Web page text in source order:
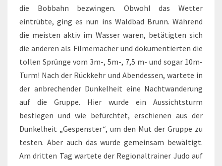
die Bobbahn bezwingen. Obwohl das Wetter
eintrübte, ging es nun ins Waldbad Brunn. Während
die meisten aktiv im Wasser waren, betätigten sich
die anderen als Filmemacher und dokumentierten die
tollen Sprünge vom 3m-, 5m-, 7,5 m- und sogar 10m-
Turm! Nach der Rückkehr und Abendessen, wartete in
der anbrechender Dunkelheit eine Nachtwanderung
auf die Gruppe. Hier wurde ein Aussichtsturm
bestiegen und wie befürchtet, erschienen aus der
Dunkelheit „Gespenster“, um den Mut der Gruppe zu
testen. Aber auch das wurde gemeinsam bewältigt.
Am dritten Tag wartete der Regionaltrainer Judo auf